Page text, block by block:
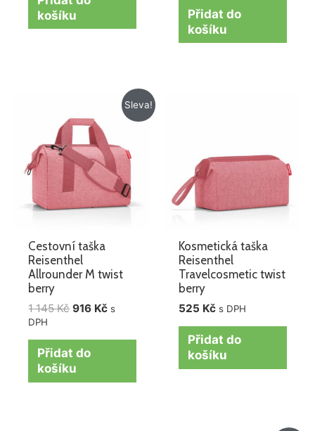
košíku
Přidat do
košíku
Sleva!
Cestovní taška
Reisenthel
Allrounder M twist
berry
1 145Kč
byla:
1
145 Kč.
916 Kč
Aktuální
cena
916 Kč.
s
DPH
Přidat do
košíku
Kosmetická taška
Reisenthel
Travelcosmetic twist
berry
525 Kč s DPH
Přidat do
košíku